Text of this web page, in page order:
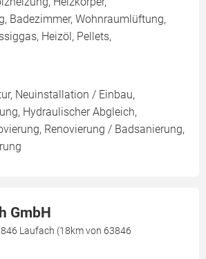
Badezimmer, Wohnraumlüftung,
Heizöl, Pellets,
Neuinstallation / Einbau,
Hydraulischer Abgleich,
Renovierung / Badsanierung,
GmbH
Laufach (18km von 63846